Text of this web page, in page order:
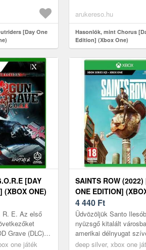
[Day One
arukereso.hu
Hasonlók, mint Chorus
Edition] (Xbox One)
[DAY
(XBOX ONE)
R. E. Az első
Grave (DLC),
Gungrave G.
one játék
SAINTS ROW (2022)
ONE EDITION]
4 440 Ft
Üdvözöljük Santo
nyüzsgő kitalált
amerikai délnyugat
bűnözéstől sújtott
deep silver, xbox one